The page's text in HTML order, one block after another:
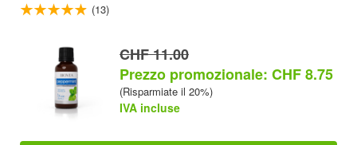
(13)
CHF 11.00
Prezzo promozionale: CHF 8.75
(Risparmiate il 20%)
IVA incluse